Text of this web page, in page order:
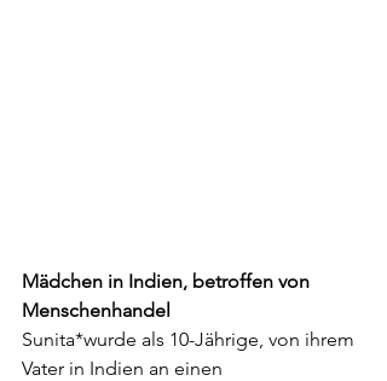
Mädchen in Indien, betroffen von
Menschenhandel
Sunita*wurde als 10-Jährige, von ihrem
Vater in Indien an einen